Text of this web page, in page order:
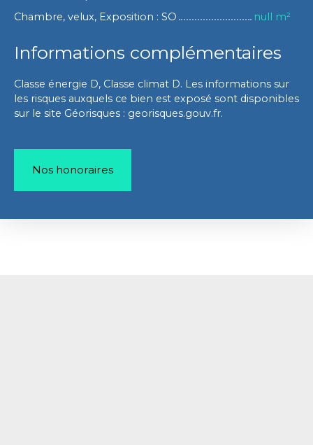
Chambre, velux, Exposition : SO
null m²
Informations complémentaires
Classe énergie D, Classe climat D. Les informations sur
les risques auxquels ce bien est exposé sont disponibles
sur le site Géorisques : georisques.gouv.fr.
Nos honoraires